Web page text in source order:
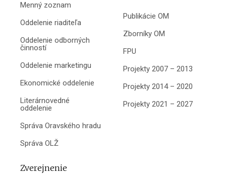
Menný zoznam
Oddelenie riaditeľa
Oddelenie odborných
činností
Oddelenie marketingu
Ekonomické oddelenie
Literárnovedné
oddelenie
Správa Oravského hradu
Správa OLŽ
Publikácie OM
Zborníky OM
FPU
Projekty 2007 – 2013
Projekty 2014 – 2020
Projekty 2021 – 2027
Zverejnenie